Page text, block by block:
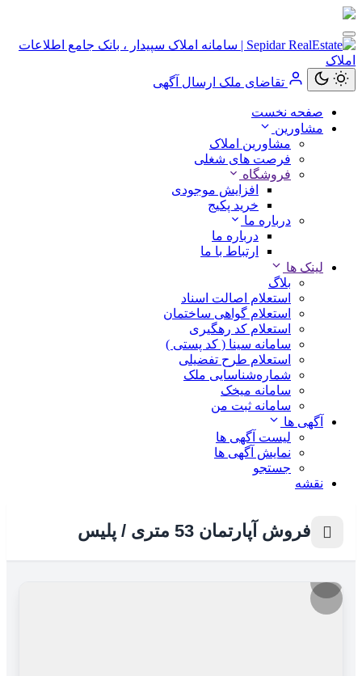
تقاضای ملک ارسال آگهی
صفحه نخست
مشاورین
مشاورین املاک
فرصت های شغلی
فروشگاه
افزایش موجودی
خرید پکیج
درباره ما
درباره ما
ارتباط با ما
لینک ها
بلاگ
استعلام اصالت اسناد
استعلام گواهی ساختمان
استعلام کد رهگیری
سامانه سینا ( کد پستی )
استعلام طرح تفضیلی
شماره‌شناسایی ملک
سامانه میخک
سامانه ثبت من
آگهی ها
لیست آگهی ها
نمایش آگهی ها
جستجو
نقشه
فروش آپارتمان 53 متری / پلیس
مهمان
ورود
به
ورود